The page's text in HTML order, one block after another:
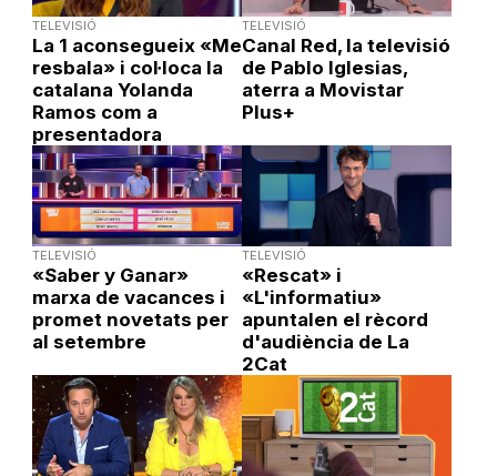
TELEVISIÓ
La 1 aconsegueix «Me
resbala» i col·loca la
catalana Yolanda
Ramos com a
presentadora
TELEVISIÓ
Canal Red, la televisió
de Pablo Iglesias,
aterra a Movistar
Plus+
TELEVISIÓ
«Saber y Ganar»
marxa de vacances i
promet novetats per
al setembre
TELEVISIÓ
«Rescat» i
«L'informatiu»
apuntalen el rècord
d'audiència de La
2Cat